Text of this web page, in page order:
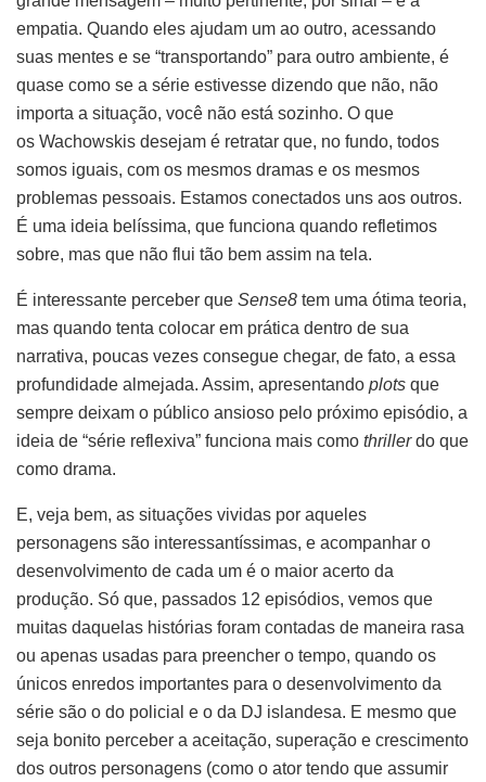
empatia. Quando eles ajudam um ao outro, acessando
suas mentes e se “transportando” para outro ambiente, é
quase como se a série estivesse dizendo que não, não
importa a situação, você não está sozinho. O que
os Wachowskis desejam é retratar que, no fundo, todos
somos iguais, com os mesmos dramas e os mesmos
problemas pessoais. Estamos conectados uns aos outros.
É uma ideia belíssima, que funciona quando refletimos
sobre, mas que não flui tão bem assim na tela.
É interessante perceber que Sense8 tem uma ótima teoria,
mas quando tenta colocar em prática dentro de sua
narrativa, poucas vezes consegue chegar, de fato, a essa
profundidade almejada. Assim, apresentando plots que
sempre deixam o público ansioso pelo próximo episódio, a
ideia de “série reflexiva” funciona mais como thrillerdo que
como drama.
E, veja bem, as situações vividas por aqueles
personagens são interessantíssimas, e acompanhar o
desenvolvimento de cada um é o maior acerto da
produção. Só que, passados 12 episódios, vemos que
muitas daquelas histórias foram contadas de maneira rasa
ou apenas usadas para preencher o tempo, quando os
únicos enredos importantes para o desenvolvimento da
série são o do policial e o da DJ islandesa. E mesmo que
seja bonito perceber a aceitação, superação e crescimento
dos outros personagens (como o ator tendo que assumir